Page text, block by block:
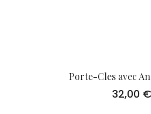
Porte-Cles avec
32,00 €